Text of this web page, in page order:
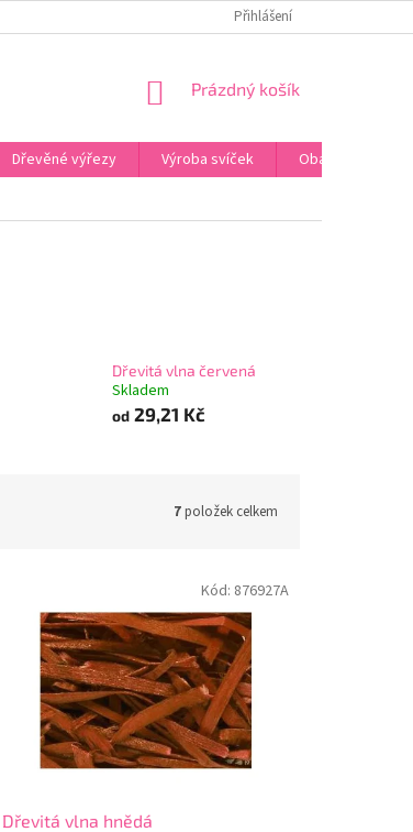
UPLATNĚNÍ REKLAMACE
Přihlášení
NÁKUPNÍ
Prázdný košík
Dřevěné výřezy Výroba svíček
Obalový materiál
Dřevitá vlna červená
Skladem
od29,21 Kč
7položek celkem
Dřevitá vlna hnědá
Kód: 876927A